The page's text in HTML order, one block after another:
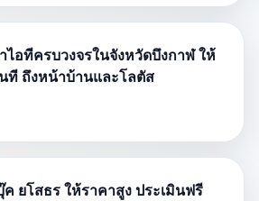
อทีครบวงจรในจังหวัดบึงกาฬ ให้
ที ถึงหน้าบ้านและโลตัส
ยโสธร ให้ราคาสูง ประเมินฟรี